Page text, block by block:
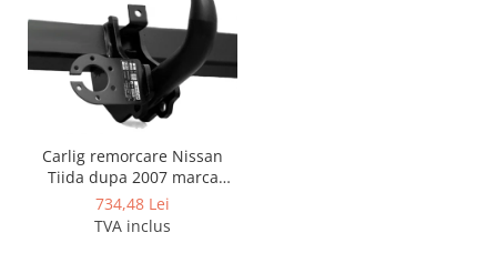
Carlig remorcare Nissan
Tiida dupa 2007 marca
Autohak
734,48 Lei
TVA inclus